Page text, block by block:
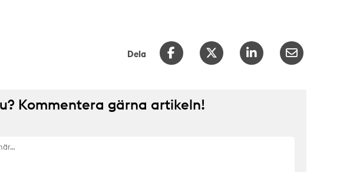
Dela
Kommentera gärna artikeln!